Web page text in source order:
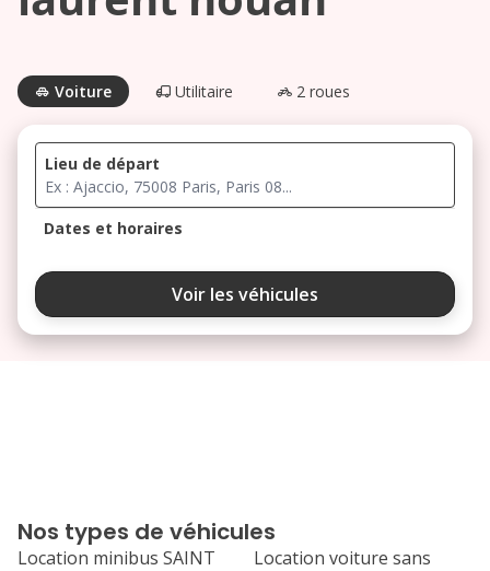
Voiture Utilitaire 2 roues
Lieu de départ
Dates et horaires
août 2026
ma me
24 25 26
Voir les véhicules
Nos types de véhicules
Location minibus SAINT
Location voiture sans